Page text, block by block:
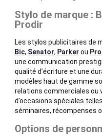
Stylo de marque :
Prodir
Les stylos publicitaires de
Bic, Senator, Parker ou
une communication
qualité d’écriture et une
modèles haut de gamme
relations commerciales ou
d’occasions spéciales
séminaires, récompenses
Options de